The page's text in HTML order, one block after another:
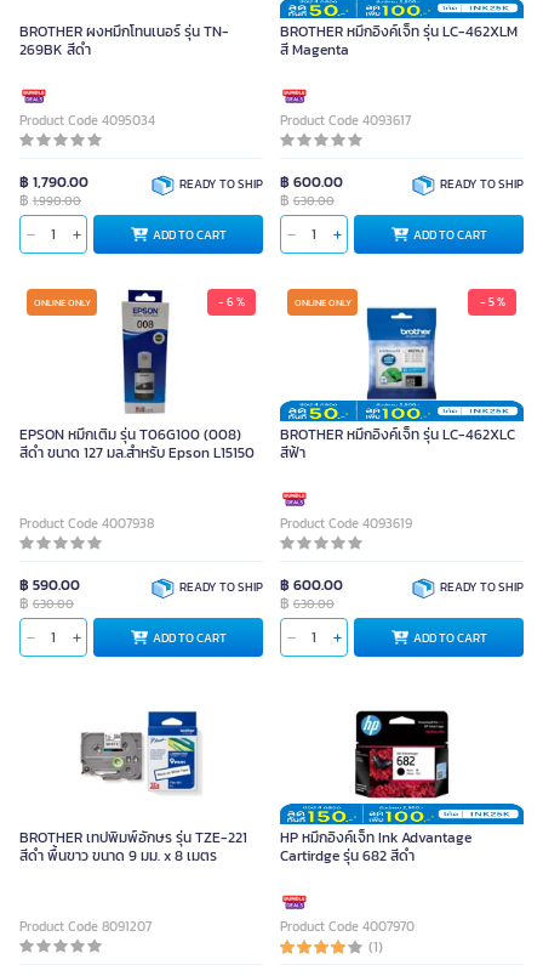
BROTHER ผงหมึกโทนเนอร์ รุ่น TN-
269BK สีดำ
Product Code 4095034
฿ 1,790.00
฿ 1,990.00
READY TO SHIP
ADD TO CART
BROTHER หมึกอิงค์เจ็ท รุ่น LC-462XLM
สี Magenta
Product Code 4093617
฿ 600.00
฿ 630.00
READY TO SHIP
ADD TO CART
ONLINE ONLY - 6 %
EPSON หมึกเติม รุ่น T06G100 (008)
สีดำ ขนาด 127 มล.สำหรับ Epson L15150
Product Code 4007938
฿ 590.00
฿ 630.00
READY TO SHIP
ADD TO CART
ONLINE ONLY - 5 %
BROTHER หมึกอิงค์เจ็ท รุ่น LC-462XLC
สีฟ้า
Product Code 4093619
฿ 600.00
฿ 630.00
READY TO SHIP
ADD TO CART
BROTHER เทปพิมพ์อักษร รุ่น TZE-221
สีดำ พื้นขาว ขนาด 9 มม. x 8 เมตร
Product Code 8091207
HP หมึกอิงค์เจ็ท Ink Advantage
Cartirdge รุ่น 682 สีดำ
Product Code 4007970
(1)